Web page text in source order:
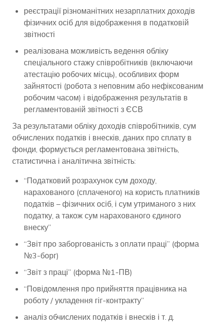
реєстрації різноманітних незарплатних доходів
фізичних осіб для відображення в податковій
звітності
реалізована можливість ведення обліку
спеціального стажу співробітників (включаючи
атестацію робочих місць), особливих форм
зайнятості (робота з неповним або нефіксованим
робочим часом) і відображення результатів в
регламентованій звітності з ЄСВ
За результатами обліку доходів співробітників, сум
обчислених податків і внесків, даних про сплату в
фонди, формується регламентована звітність,
статистична і аналітична звітність:
“Податковий розрахунок сум доходу,
нарахованого (сплаченого) на користь платників
податків – фізичних осіб, і сум утриманого з них
податку, а також сум нарахованого єдиного
внеску”
“Звіт про заборгованість з оплати праці” (форма
№3-борг)
“Звіт з праці” (форма №1-ПВ)
“Повідомлення про прийняття працівника на
роботу / укладення гіг-контракту”
аналіз обчислених податків і внесків і т. д.